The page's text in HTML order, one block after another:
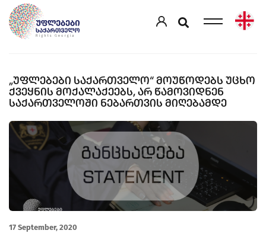
„ᲣᲤᲚᲔᲑᲔᲑᲘ ᲡᲐᲥᲐᲠᲗᲕᲔᲚᲝ“ ᲛᲝᲣᲬᲝᲓᲔᲑᲡ ᲣᲪᲮᲝ
ᲥᲕᲔᲧᲜᲘᲡ ᲛᲝᲥᲐᲚᲐᲥᲔᲔᲑᲡ, ᲐᲠ ᲬᲐᲛᲝᲕᲘᲓᲜᲔᲜ
ᲡᲐᲥᲐᲠᲗᲕᲔᲚᲝᲨᲘ ᲜᲔᲑᲐᲠᲗᲕᲘᲡ ᲛᲘᲦᲔᲑᲐᲛᲓᲔ
17 September, 2020